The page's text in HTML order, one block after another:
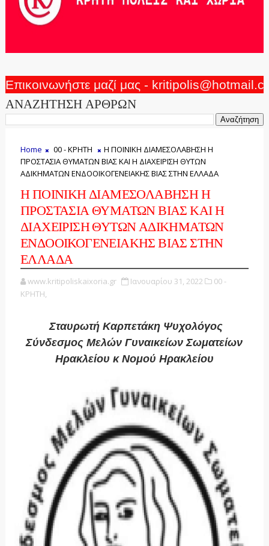
Επικοινωνήστε μαζί μας -
ΑΝΑΖΗΤΗΣΗ ΑΡΘΡΩΝ
Home 00 - ΚΡΗΤΗ
Η ΠΟΙΝΙΚΗ ΔΙΑΜΕΣΟΛΑΒΗΣΗ Η
ΠΡΟΣΤΑΣΙΑ ΘΥΜΑΤΩΝ ΒΙΑΣ ΚΑΙ Η ΔΙΑΧΕΙΡΙΣΗ ΘΥΤΩΝ
ΑΔΙΚΗΜΑΤΩΝ ΕΝΔΟΟΙΚΟΓΕΝΕΙΑΚΗΣ ΒΙΑΣ ΣΤΗΝ ΕΛΛΑΔΑ
Η ΠΟΙΝΙΚΗ ΔΙΑΜΕΣΟΛΑΒΗΣΗ Η
ΠΡΟΣΤΑΣΙΑ ΘΥΜΑΤΩΝ ΒΙΑΣ ΚΑΙ Η
ΔΙΑΧΕΙΡΙΣΗ ΘΥΤΩΝ ΑΔΙΚΗΜΑΤΩΝ
ΕΝΔΟΟΙΚΟΓΕΝΕΙΑΚΗΣ ΒΙΑΣ ΣΤΗΝ
ΕΛΛΑΔΑ
www.kritipoliskaixoria.gr Ιανουαρίου 31, 2022
00 -
ΚΡΗΤΗ,
Σταυρωτή Καρπετάκη Ψυχολόγος
Σύνδεσμος Μελών Γυναικείων Σωματείων
Ηρακλείου κ Νομού Ηρακλείου